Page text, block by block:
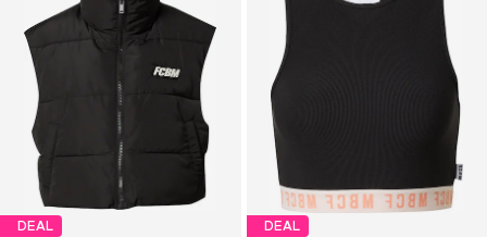
DEAL DEAL